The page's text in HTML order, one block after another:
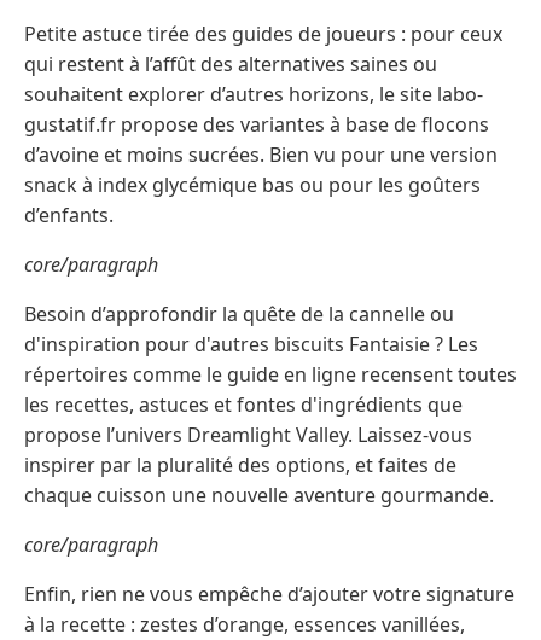
Petite astuce tirée des guides de joueurs : pour ceux
qui restent à l’affût des alternatives saines ou
souhaitent explorer d’autres horizons, le site labo-
gustatif.fr propose des variantes à base de flocons
d’avoine et moins sucrées. Bien vu pour une version
snack à index glycémique bas ou pour les goûters
d’enfants.
core/paragraph
Besoin d’approfondir la quête de la cannelle ou
d'inspiration pour d'autres biscuits Fantaisie ? Les
répertoires comme le guide en ligne recensent toutes
les recettes, astuces et fontes d'ingrédients que
propose l’univers Dreamlight Valley. Laissez-vous
inspirer par la pluralité des options, et faites de
chaque cuisson une nouvelle aventure gourmande.
core/paragraph
Enfin, rien ne vous empêche d’ajouter votre signature
à la recette : zestes d’orange, essences vanillées,